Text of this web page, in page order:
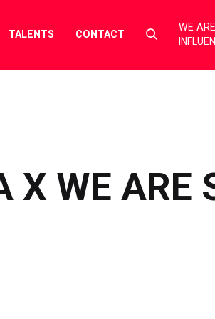
TALENTS CONTACT
Select
toggle
WE
X WE ARE